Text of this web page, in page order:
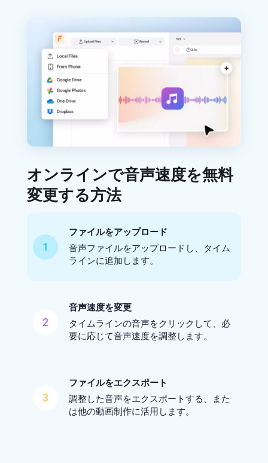
オンラインで音声速度を無料
変更する方法
1
ファイルをアップロード
音声ファイルをアップロードし、タイム
ラインに追加します。
2
音声速度を変更
タイムラインの音声をクリックして、必
要に応じて音声速度を調整します。
3
ファイルをエクスポート
調整した音声をエクスポートする、また
は他の動画制作に活用します。